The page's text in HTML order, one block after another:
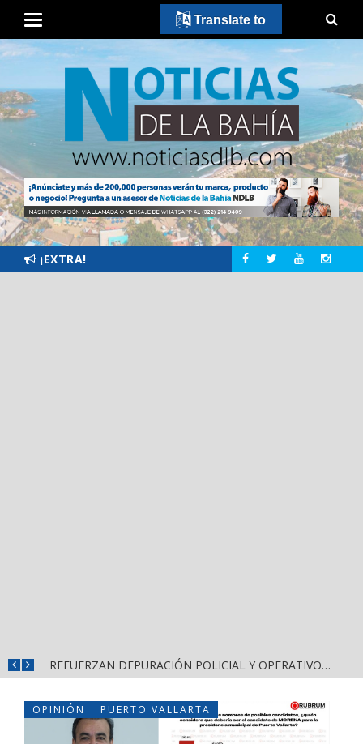
¡EXTRA!
REFUERZAN DEPURACIÓN POLICIAL Y OPERATIVOS EN FRONTERAS DE NAYARIT
OPINIÓN PUERTO VALLARTA
Translate to